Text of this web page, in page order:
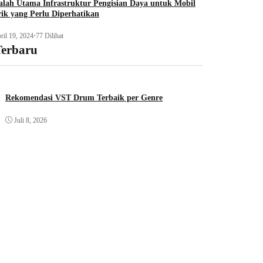
Utama Infrastruktur Pengisian Daya untuk Mobil
yang Perlu Diperhatikan
19, 2024•77 Dilihat
Rekomendasi VST Drum Terbaik per Genre
Juli 8, 2026